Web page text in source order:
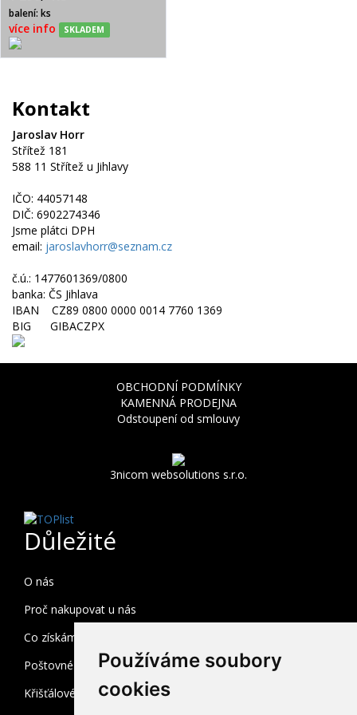
Používáme soubory
cookies
balení: ks
více info SKLADEM
Kontakt
Jaroslav Horr
Střítež 181
588 11 Střítež u Jihlavy
IČO: 44057148
DIČ: 6902274346
Jsme plátci DPH
email: jaroslavhorr@seznam.cz
č.ú.: 1477601369/0800
banka: ČS Jihlava
IBAN CZ89 0800 0000 0014 7760 1369
BIG GIBACZPX
OBCHODNÍ PODMÍNKY
KAMENNÁ PRODEJNA
Odstoupení od smlouvy
3nicom websolutions s.r.o.
Důležité
O nás
Proč nakupovat u nás
Co získám registrací
Poštovné a balné
Křišťálové sklo